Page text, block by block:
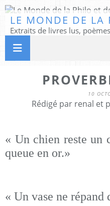
10
Rédigé par renal et
« Un chien reste un
queue en or.»
« Un vase ne